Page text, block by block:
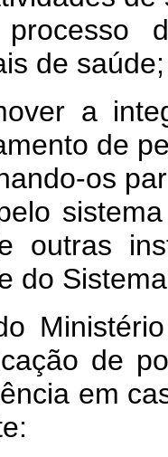
de saúde;
de
os
outras
do
do
de
em